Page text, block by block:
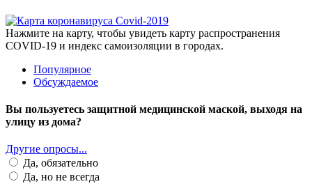
Нажмите на карту, чтобы увидеть карту распространения
COVID-19 и индекс самоизоляции в городах.
Популярное
Обсуждаемое
Вы пользуетесь защитной медицинской маской, выходя на
улицу из дома?
Другие опросы...
Да, обязательно
Да, но не всегда